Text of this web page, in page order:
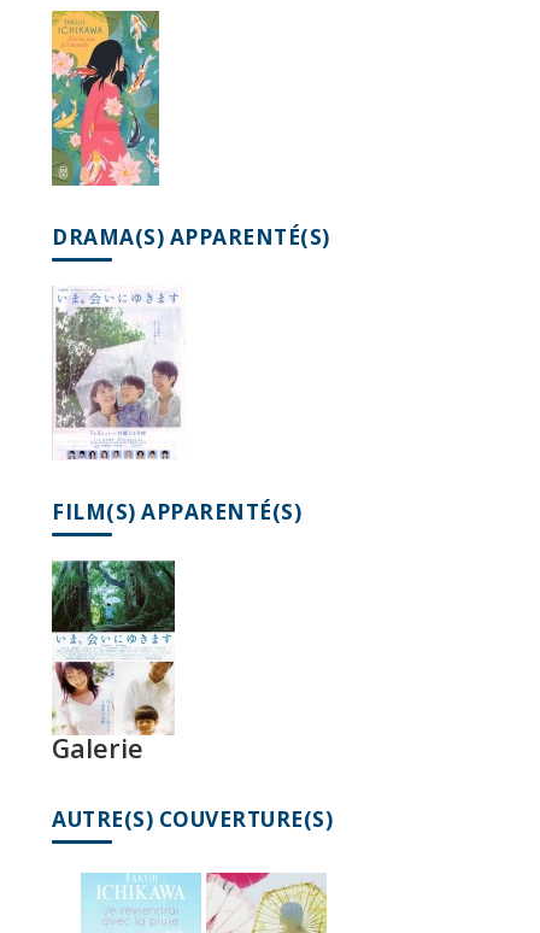
DRAMA(S) APPARENTÉ(S)
FILM(S) APPARENTÉ(S)
Galerie
AUTRE(S) COUVERTURE(S)